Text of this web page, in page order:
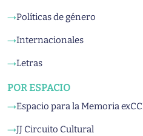
→Políticas de género
→Internacionales
→Letras
POR ESPACIO
→Espacio para la Memoria
→JJ Circuito Cultural